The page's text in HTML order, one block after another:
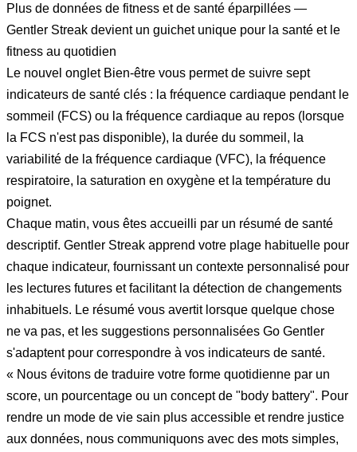
Plus de données de fitness et de santé éparpillées —
Gentler Streak devient un guichet unique pour la santé et le
fitness au quotidien
Le nouvel onglet Bien-être vous permet de suivre sept
indicateurs de santé clés : la fréquence cardiaque pendant le
sommeil (FCS) ou la fréquence cardiaque au repos (lorsque
la FCS n'est pas disponible), la durée du sommeil, la
variabilité de la fréquence cardiaque (VFC), la fréquence
respiratoire, la saturation en oxygène et la température du
poignet.
Chaque matin, vous êtes accueilli par un résumé de santé
descriptif. Gentler Streak apprend votre plage habituelle pour
chaque indicateur, fournissant un contexte personnalisé pour
les lectures futures et facilitant la détection de changements
inhabituels. Le résumé vous avertit lorsque quelque chose
ne va pas, et les suggestions personnalisées Go Gentler
s'adaptent pour correspondre à vos indicateurs de santé.
« Nous évitons de traduire votre forme quotidienne par un
score, un pourcentage ou un concept de "body battery". Pour
rendre un mode de vie sain plus accessible et rendre justice
aux données, nous communiquons avec des mots simples,